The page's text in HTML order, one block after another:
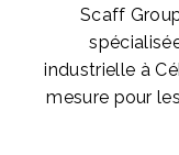
Scaff
industrielle à
mesure pour